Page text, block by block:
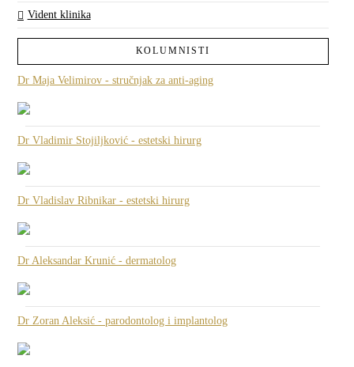
Vident klinika
KOLUMNISTI
Dr Maja Velimirov - stručnjak za anti-aging
Dr Vladimir Stojiljković - estetski hirurg
Dr Vladislav Ribnikar - estetski hirurg
Dr Aleksandar Krunić - dermatolog
Dr Zoran Aleksić - parodontolog i implantolog